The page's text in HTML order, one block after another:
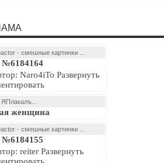
- смешные картинки ...
№6184164
женщина
- смешные картинки ...
№6184155